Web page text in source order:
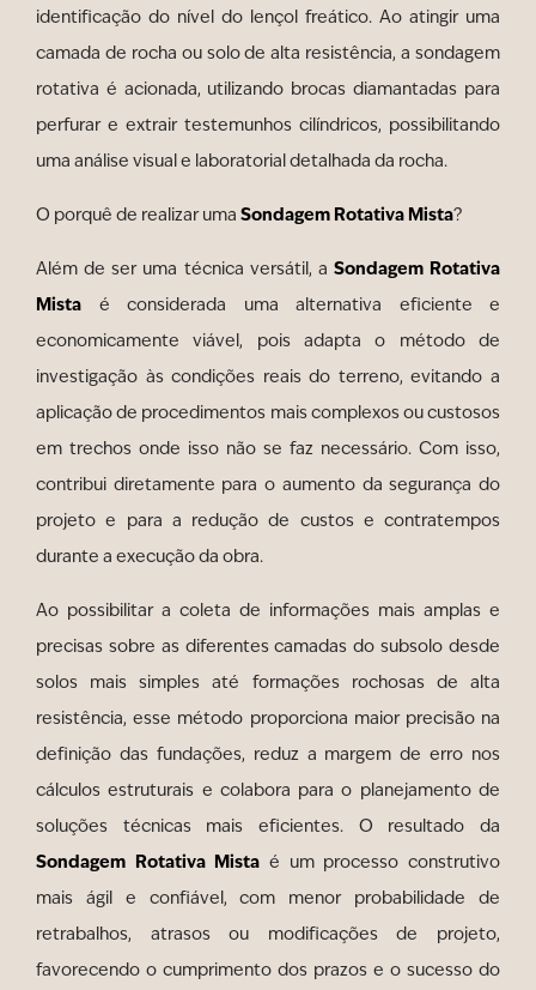
identificação do nível do lençol freático. Ao atingir uma
camada de rocha ou solo de alta resistência, a sondagem
rotativa é acionada, utilizando brocas diamantadas para
perfurar e extrair testemunhos cilíndricos, possibilitando
uma análise visual e laboratorial detalhada da rocha.
O porquê de realizar uma Sondagem Rotativa Mista?
Além de ser uma técnica versátil, a Sondagem Rotativa
Mista é considerada uma alternativa eficiente e
economicamente viável, pois adapta o método de
investigação às condições reais do terreno, evitando a
aplicação de procedimentos mais complexos ou custosos
em trechos onde isso não se faz necessário. Com isso,
contribui diretamente para o aumento da segurança do
projeto e para a redução de custos e contratempos
durante a execução da obra.
Ao possibilitar a coleta de informações mais amplas e
precisas sobre as diferentes camadas do subsolo desde
solos mais simples até formações rochosas de alta
resistência, esse método proporciona maior precisão na
definição das fundações, reduz a margem de erro nos
cálculos estruturais e colabora para o planejamento de
soluções técnicas mais eficientes. O resultado da
Sondagem Rotativa Mista é um processo construtivo
mais ágil e confiável, com menor probabilidade de
retrabalhos, atrasos ou modificações de projeto,
favorecendo o cumprimento dos prazos e o sucesso do